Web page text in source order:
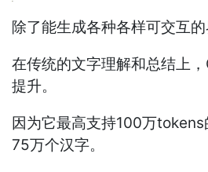
除了能生成各种各样可交互
在传统的文字理解和总结上
提升。
因为它最高支持100万
75万个汉字。